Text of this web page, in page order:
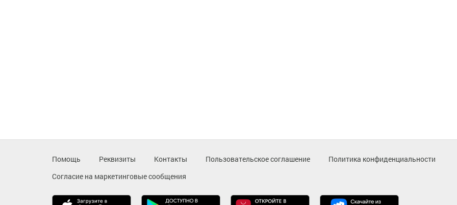
Помощь Реквизиты Контакты Пользовательское соглашение
Политика конфиденциальности
Согласие на маркетинговые сообщения